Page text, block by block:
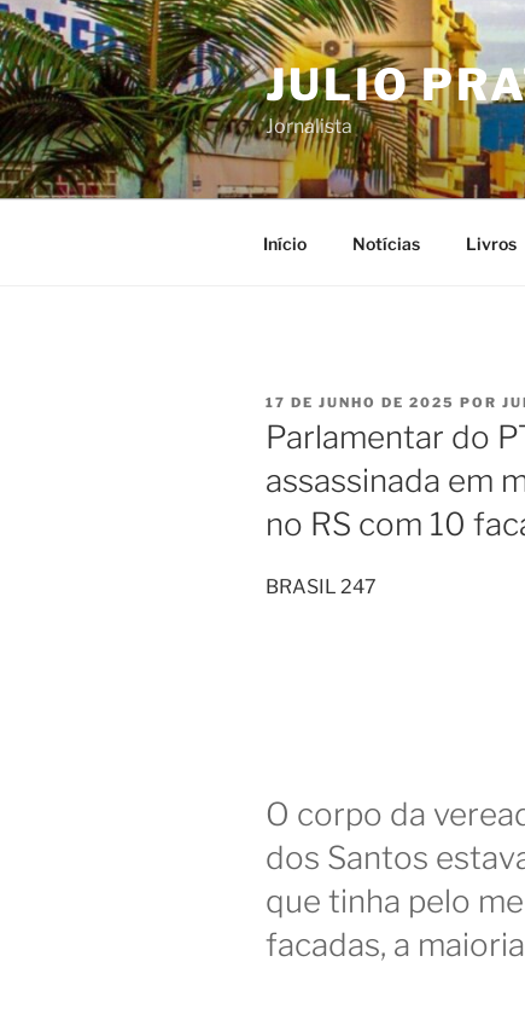
Pular
para
o
conteúdo
JULIO
Jornalista
Início Notícias Livros
PUBLICADO
EM
17 DE JUNHO DE 2025 POR
Parlamentar do
assassinada em
no RS com 10
BRASIL 247
O corpo da
dos Santos
que tinha pelo
facadas, a